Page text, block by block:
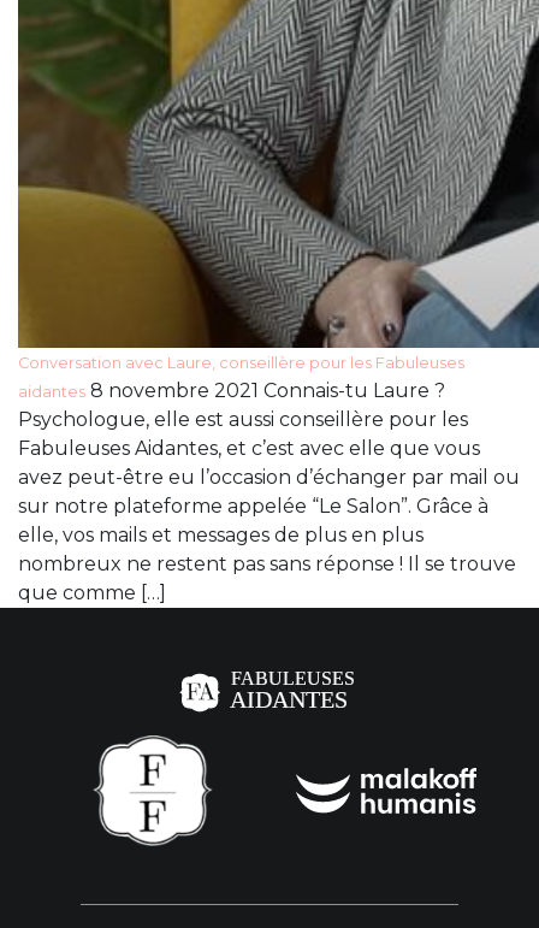
Conversation avec Laure, conseillère pour les Fabuleuses
aidantes 8 novembre 2021 Connais-tu Laure ?
Psychologue, elle est aussi conseillère pour les
Fabuleuses Aidantes, et c’est avec elle que vous
avez peut-être eu l’occasion d’échanger par mail ou
sur notre plateforme appelée “Le Salon”. Grâce à
elle, vos mails et messages de plus en plus
nombreux ne restent pas sans réponse ! Il se trouve
que comme […]